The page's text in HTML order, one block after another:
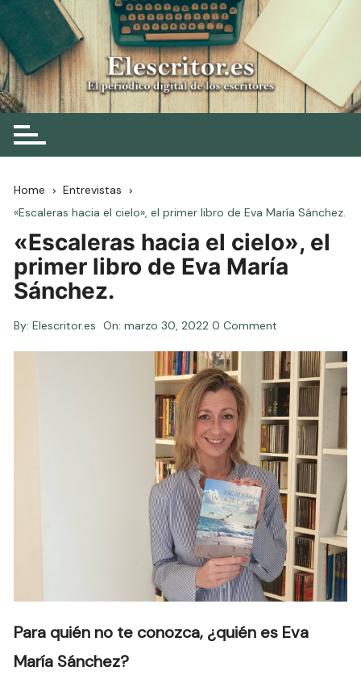
Skip
to
content
Elescritor.es
El periódico digital de los escritores
Home
Entrevistas
«Escaleras hacia el cielo», el primer libro de Eva María Sánchez.
«Escaleras hacia el cielo», el
primer libro de Eva María
Sánchez.
By: Elescritor.es On:marzo 30, 2022 0 Comment
Para quién no te conozca, ¿quién es Eva
María Sánchez?